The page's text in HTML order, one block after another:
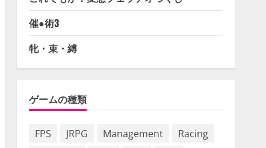
催●術3
牝・束・縛
ゲームの種類
FPS JRPG Management
Racing